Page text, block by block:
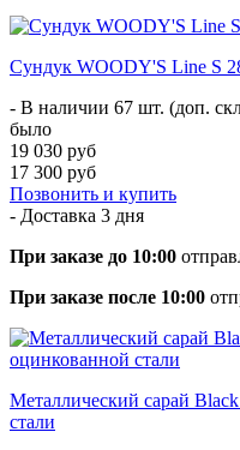
Сундук WOODY'S Line S
- В наличии 67 шт. (доп.
было
19 030 руб
17 300 руб
Позвонить и купить
- Доставка 3 дня
При заказе до 10:00
При заказе после 10:00
Металлический сарай
стали